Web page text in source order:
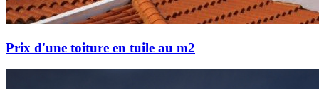
Prix d'une toiture en tuile au m2